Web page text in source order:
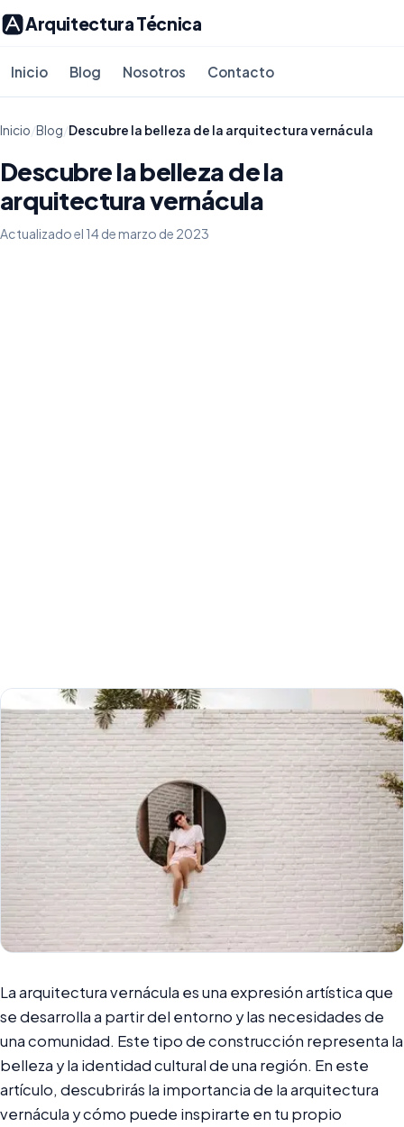
Arquitectura Técnica
Inicio Blog Nosotros Contacto
Inicio/Blog/Descubre la belleza de la arquitectura vernácula
Descubre la belleza de la
arquitectura vernácula
Actualizado el 14 de marzo de 2023
La arquitectura vernácula es una expresión artística que
se desarrolla a partir del entorno y las necesidades de
una comunidad. Este tipo de construcción representa la
belleza y la identidad cultural de una región. En este
artículo, descubrirás la importancia de la arquitectura
vernácula y cómo puede inspirarte en tu propio